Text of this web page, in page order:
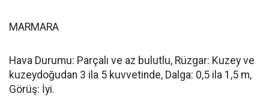
MARMARA
Hava Durumu: Parçalı ve az bulutlu, Rüzgar: Kuzey ve
kuzeydoğudan 3 ila 5 kuvvetinde, Dalga: 0,5 ila 1,5 m,
Görüş: İyi.